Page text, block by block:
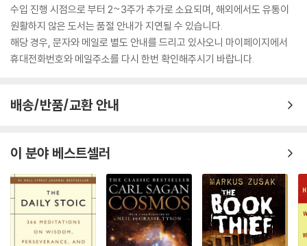
수입 진행 시점으로 부터 2~3주가 추가로 소요되며, 해외에서도 유통이
원활하지 않은 도서는 품절 안내가 지연될 수 있습니다.
해당 경우, 문자와 메일로 별도 안내를 드리고 있사오니 마이페이지에서
휴대전화번호와 메일주소를 다시 한번 확인해주시기 바랍니다.
배송/반품/교환 안내
이 분야 베스트셀러